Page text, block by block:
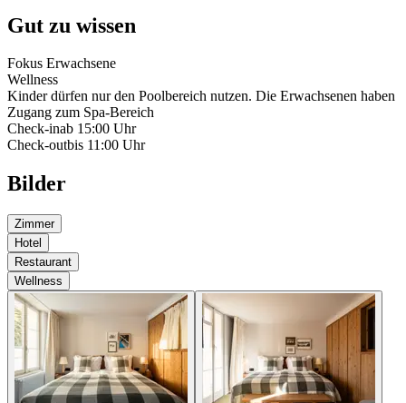
Gut zu wissen
Fokus Erwachsene
Wellness
Kinder dürfen nur den Poolbereich nutzen. Die Erwachsenen haben
Zugang zum Spa-Bereich
Check-inab 15:00 Uhr
Check-outbis 11:00 Uhr
Bilder
Zimmer
Hotel
Restaurant
Wellness